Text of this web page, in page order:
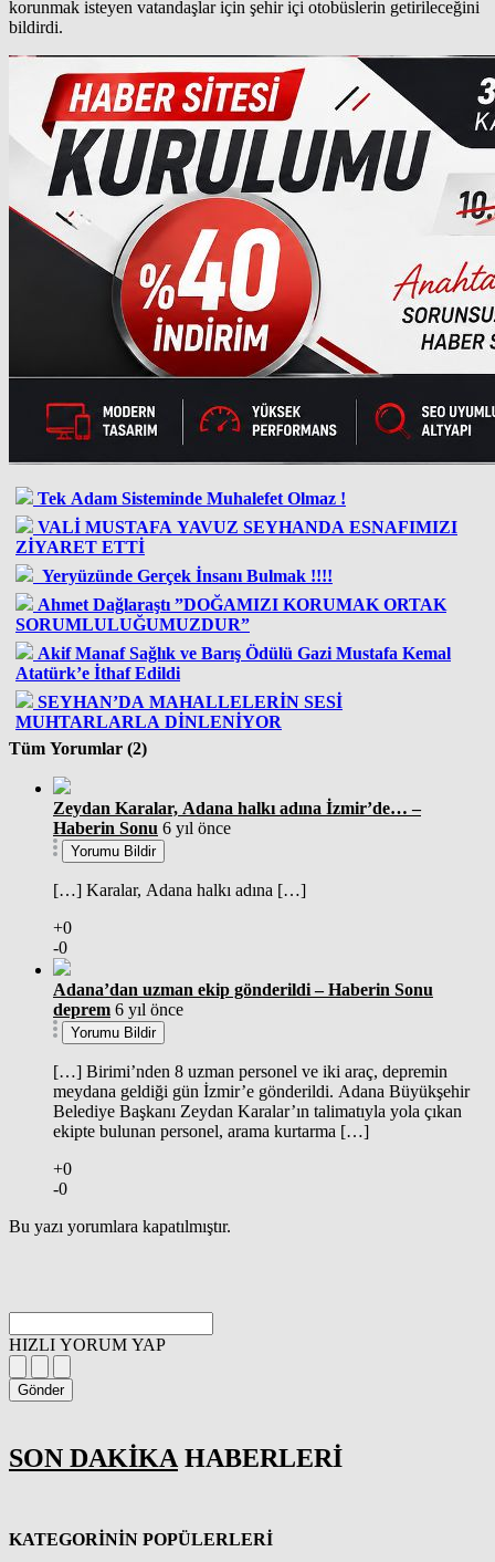
korunmak isteyen vatandaşlar için şehir içi otobüslerin getirileceğini
bildirdi.
Tek Adam Sisteminde Muhalefet Olmaz !
VALİ MUSTAFA YAVUZ SEYHANDA ESNAFIMIZI
ZİYARET ETTİ
Yeryüzünde Gerçek İnsanı Bulmak !!!!
Ahmet Dağlaraştı ”DOĞAMIZI KORUMAK ORTAK
SORUMLULUĞUMUZDUR”
Akif Manaf Sağlık ve Barış Ödülü Gazi Mustafa Kemal
Atatürk’e İthaf Edildi
SEYHAN’DA MAHALLELERİN SESİ
MUHTARLARLA DİNLENİYOR
Tüm Yorumlar (2)
Zeydan Karalar, Adana halkı adına İzmir’de… –
Haberin Sonu 6 yıl önce
Yorumu Bildir
[…] Karalar, Adana halkı adına […]
+0
-0
Adana’dan uzman ekip gönderildi – Haberin Sonu
deprem 6 yıl önce
Yorumu Bildir
[…] Birimi’nden 8 uzman personel ve iki araç, depremin
meydana geldiği gün İzmir’e gönderildi. Adana Büyükşehir
Belediye Başkanı Zeydan Karalar’ın talimatıyla yola çıkan
ekipte bulunan personel, arama kurtarma […]
+0
-0
Bu yazı yorumlara kapatılmıştır.
HIZLI YORUM YAP
Gönder
SON DAKİKA HABERLERİ
KATEGORİNİN POPÜLERLERİ